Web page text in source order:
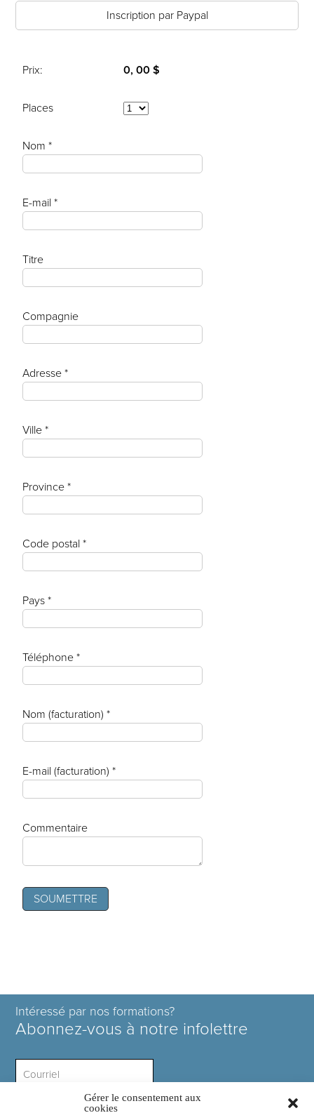
Gérer le consentement aux
cookies
Inscription par Paypal
Prix: 0, 00 $
Places
Nom *
E-mail *
Titre
Compagnie
Adresse *
Ville *
Province *
Code postal *
Pays *
Téléphone *
Nom (facturation) *
E-mail (facturation) *
Commentaire
Intéressé par nos formations?
Abonnez-vous à notre infolettre